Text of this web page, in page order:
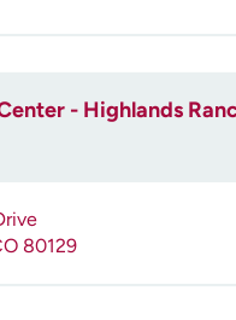
- Highlands
80129